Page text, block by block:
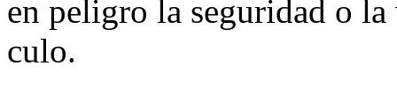
en peligro la seguridad o
culo.